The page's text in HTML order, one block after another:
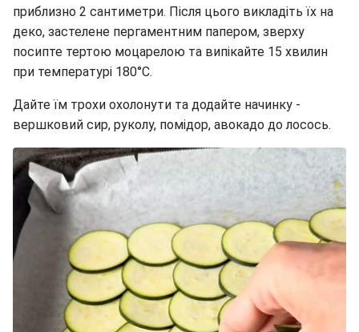
приблизно 2 сантиметри. Після цього викладіть їх на
деко, застелене пергаментним папером, зверху
посипте тертою моцарелою та випікайте 15 хвилин
при температурі 180°C.
Дайте їм трохи охолонути та додайте начинку -
вершковий сир, руколу, помідор, авокадо до лосось.